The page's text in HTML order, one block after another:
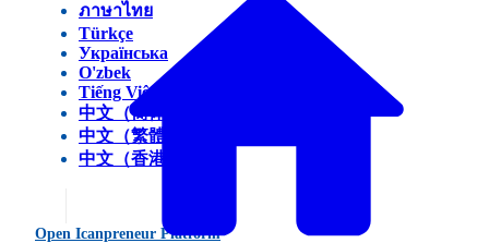
ภาษาไทย
Türkçe
Українська
O'zbek
Tiếng Việt
中文（简体）
中文（繁體）
中文（香港）
Open Icanpreneur Platform